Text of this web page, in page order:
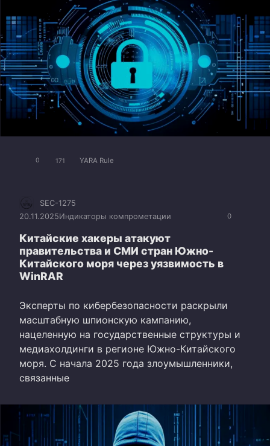
0 171 YARA Rule
0
SEC-1275
20.11.2025Индикаторы компрометации
Китайские хакеры атакуют
правительства и СМИ стран Южно-
Китайского моря через уязвимость в
WinRAR
Эксперты по кибербезопасности раскрыли
масштабную шпионскую кампанию,
нацеленную на государственные структуры и
медиахолдинги в регионе Южно-Китайского
моря. С начала 2025 года злоумышленники,
связанные